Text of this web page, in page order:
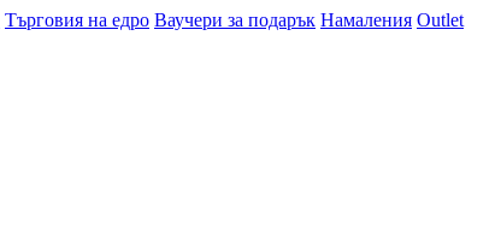
Търговия на едро Ваучери за подарък Намаления Outlet